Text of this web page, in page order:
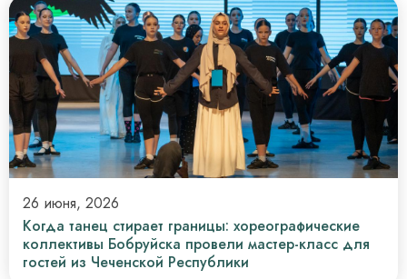
26 июня, 2026
Когда танец стирает границы: хореографические
коллективы Бобруйска провели мастер-класс для
гостей из Чеченской Республики